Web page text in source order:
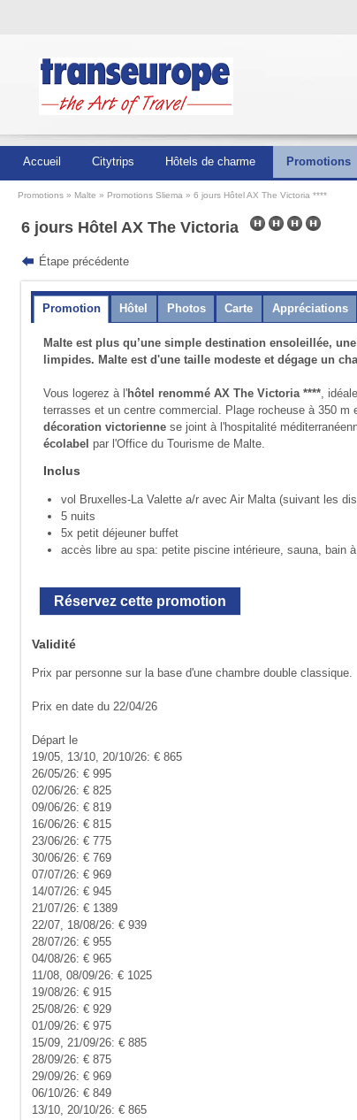
Accueil Citytrips Hôtels de charme Promotions
Promotions Malte Promotions Sliema 6 jours Hôtel AX The Victoria ****
6 jours Hôtel AX The Victoria
Étape précédente
Promotion Hôtel Photos Carte Appréciations
Malte est plus qu’une simple destination ensoleillée,
limpides. Malte est d'une taille modeste et dégage un
Vous logerez à l'hôtel renommé AX The Victoria **** ,
terrasses et un centre commercial. Plage rocheuse à 350
décoration victorienne se joint à l'hospitalité
écolabelpar l'Office du Tourisme de Malte.
Inclus
vol Bruxelles-La Valette a/r avec Air Malta (suivant les
5 nuits
5x petit déjeuner buffet
accès libre au spa: petite piscine intérieure, sauna, bain
Réservez cette promotion
Validité
Prix par personne sur la base d'une chambre double classique.
Prix en date du 22/04/26
Départ le
19/05, 13/10, 20/10/26: € 865
26/05/26: € 995
02/06/26: € 825
09/06/26: € 819
16/06/26: € 815
23/06/26: € 775
30/06/26: € 769
07/07/26: € 969
14/07/26: € 945
21/07/26: € 1389
22/07, 18/08/26: € 939
28/07/26: € 955
04/08/26: € 965
11/08, 08/09/26: € 1025
19/08/26: € 915
25/08/26: € 929
01/09/26: € 975
15/09, 21/09/26: € 885
28/09/26: € 875
29/09/26: € 969
06/10/26: € 849
13/10, 20/10/26: € 865